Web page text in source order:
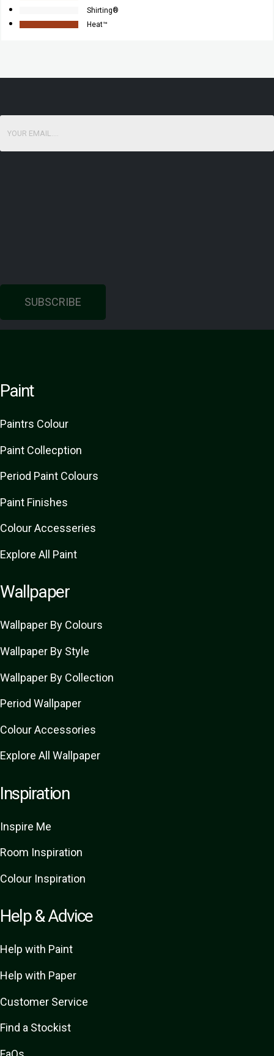
Shirting®
Heat™
SUBSCRIBE
Paint
Paintrs Colour
Paint Collecption
Period Paint Colours
Paint Finishes
Colour Accesseries
Explore All Paint
Wallpaper
Wallpaper By Colours
Wallpaper By Style
Wallpaper By Collection
Period Wallpaper
Colour Accessories
Explore All Wallpaper
Inspiration
Inspire Me
Room Inspiration
Colour Inspiration
Help & Advice
Help with Paint
Help with Paper
Customer Service
Find a Stockist